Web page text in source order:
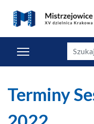
Szukaj
Terminy